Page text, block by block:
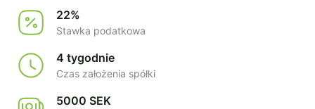
22%
Stawka podatkowa
4 tygodnie
Czas założenia spółki
5000 SEK